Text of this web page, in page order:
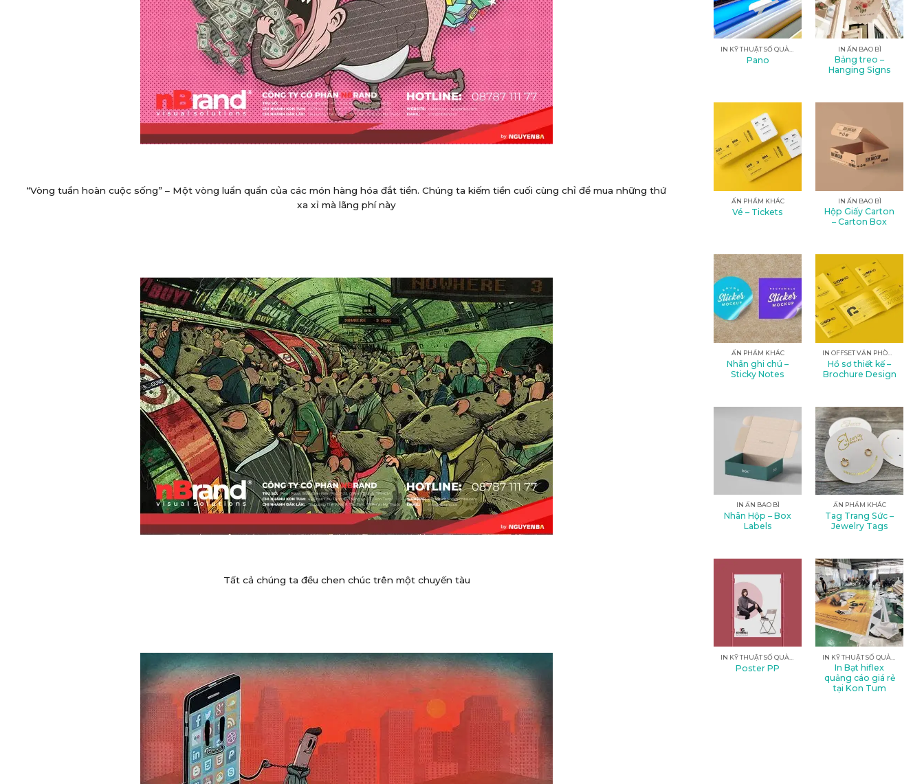
“Vòng tuần hoàn cuộc sống” – Một vòng luẩn quẩn của các món hàng hóa đắt tiền. Chúng ta kiếm tiền cuối cùng chỉ để mua những thứ
xa xỉ mà lãng phí này
Tất cả chúng ta đều chen chúc trên một chuyến tàu
cho
Doanh
nghiệp
Pano
IN ẤN BAO BÌ
Bảng treo –
Hanging Signs
ẤN PHẨM KHÁC
Vé – Tickets
IN ẤN BAO BÌ
Hộp Giấy Carton
– Carton Box
ẤN PHẨM KHÁC
Nhãn ghi chú –
Sticky Notes
IN OFFSET VĂN PHÒNG
Hồ sơ thiết kế –
Brochure Design
IN ẤN BAO BÌ
Nhãn Hộp – Box
Labels
ẤN PHẨM KHÁC
Tag Trang Sức –
Jewelry Tags
Poster PP
In Bạt hiflex
quảng cáo giá rẻ
tại Kon Tum